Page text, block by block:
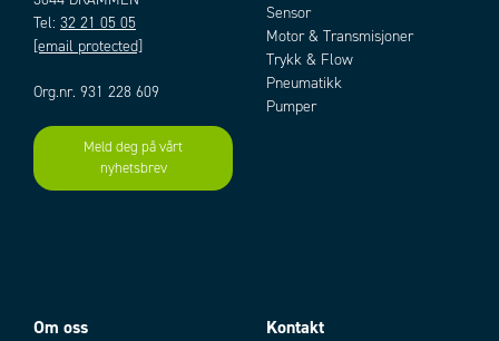
Tel: 32 21 05 05
[email protected]
Org.nr. 931 228 609
Meld deg på vårt
nyhetsbrev
Sensor
Motor & Transmisjoner
Trykk & Flow
Pneumatikk
Pumper
Om oss Kontakt